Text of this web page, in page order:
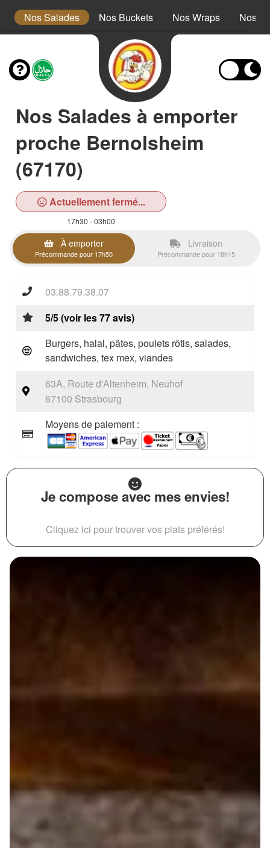
Nos Salades Nos Buckets Nos Wraps Nos
Nos Salades à emporter
proche Bernolsheim
(67170)
Actuellement fermé...
17h30 - 03h00
À emporter
Précommande pour 17h50
Livraison
Précommande pour 18h15
03.88.79.38.07
5/5 (voir les 77 avis)
Burgers, halal, pâtes, poulets rôtis, salades,
sandwiches, tex mex, viandes
63A, Route d'Altenheim, Neuhof
67100 Strasbourg
Moyens de paiement :
Je compose avec mes envies!
Cliquez ici pour trouver vos plats préférés!